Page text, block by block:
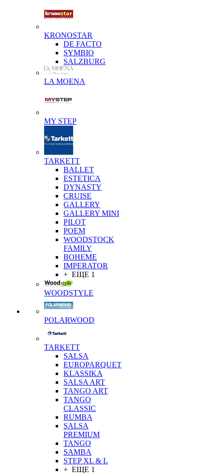
KRONOSTAR
DE FACTO
SYMBIO
SALZBURG
LA MOENA
MY STEP
TARKETT
BALLET
ESTETICA
DYNASTY
CRUISE
GALLERY
GALLERY MINI
PILOT
POEM
WOODSTOCK
FAMILY
BOHEME
IMPERATOR
+ ЕЩЕ 1
WOODSTYLE
POLARWOOD
TARKETT
SALSA
EUROPARQUET
KLASSIKA
SALSA ART
TANGO ART
TANGO
CLASSIC
RUMBA
SALSA
PREMIUM
TANGO
SAMBA
STEP XL & L
+ ЕЩЕ 1